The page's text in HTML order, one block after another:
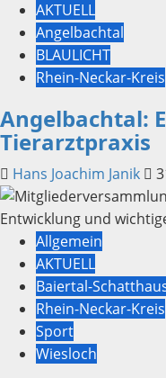
AKTUELL
Angelbachtal
BLAULICHT
Rhein-Neckar-Kreis
Angelbachtal:
Tierarztpraxis
Hans Joachim Janik
Allgemein
AKTUELL
Baiertal-
Rhein-Neckar-Kreis
Sport
Wiesloch